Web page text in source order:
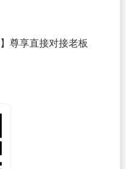
尊享直接对接老板